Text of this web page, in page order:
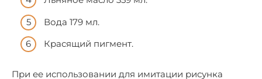
Вода 179 мл.
Красящий пигмент.
При ее использовании для имитации рисунка